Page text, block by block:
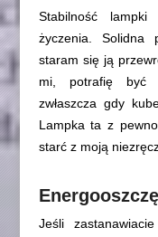
Stabilność
życzenia. Solidna
staram się ją
mi, potrafię być
zwłaszcza gdy
Lampka ta z
starć z moją
Jeśli